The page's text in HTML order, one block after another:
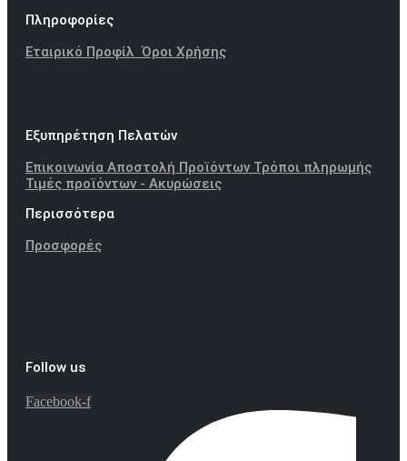
Πληροφορίες
Εταιρικό ΠροφίλΌροι Χρήσης
Εξυπηρέτηση Πελατών
Επικοινωνία Αποστολή Προϊόντων Τρόποι πληρωμής
Τιμές προϊόντων - Ακυρώσεις
Περισσότερα
Προσφορές
Follow us
Facebook-f